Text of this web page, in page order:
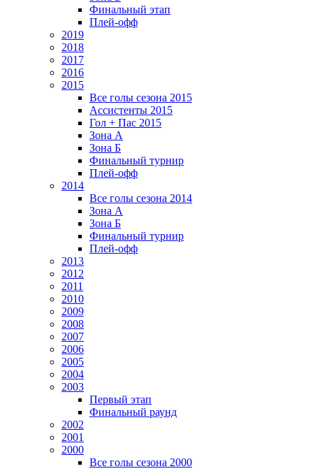
Финальный этап
Плей-офф
2019
2018
2017
2016
2015
Все голы сезона 2015
Ассистенты 2015
Гол + Пас 2015
Зона А
Зона Б
Финальный турнир
Плей-офф
2014
Все голы сезона 2014
Зона А
Зона Б
Финальный турнир
Плей-офф
2013
2012
2011
2010
2009
2008
2007
2006
2005
2004
2003
Первый этап
Финальный раунд
2002
2001
2000
Все голы сезона 2000